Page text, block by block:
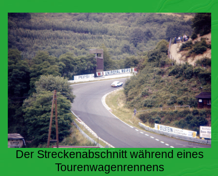
Der Streckenabschnitt während eines
Tourenwagenrennens